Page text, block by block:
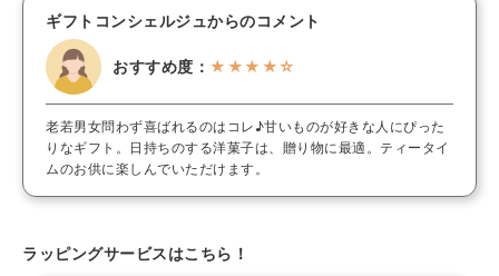
ギフトコンシェルジュからのコメント
おすすめ度： ★★★★☆
老若男女問わず喜ばれるのはコレ♪甘いものが好きな人にぴった
りなギフト。日持ちのする洋菓子は、贈り物に最適。ティータイ
ムのお供に楽しんでいただけます。
ラッピングサービスはこちら！